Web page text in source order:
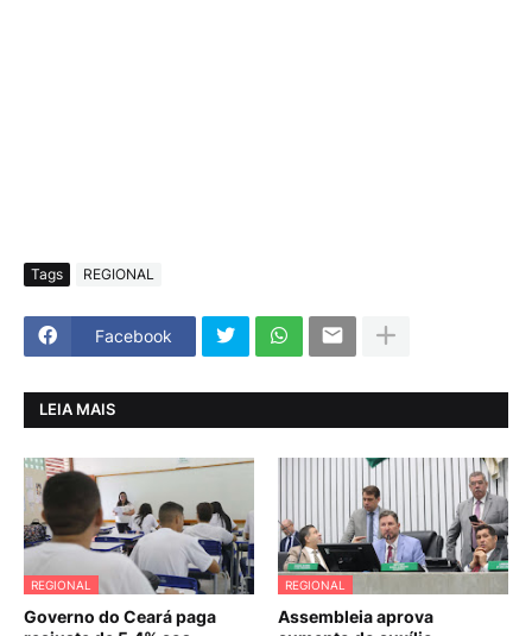
Tags REGIONAL
Facebook
LEIA MAIS
REGIONAL
Governo do Ceará paga
REGIONAL
Assembleia aprova